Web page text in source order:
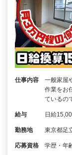
仕事内容
一般家屋
作業をお
ているの
給与 日給
勤務地 東京都足
応募資格 学歴・年